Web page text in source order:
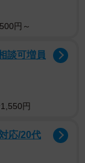
国（現在の石
藤」の「後」
名なのは藤原
しひと）の子
時代後期の斎
とに因んで、
円～
談可増員
円
応/20代